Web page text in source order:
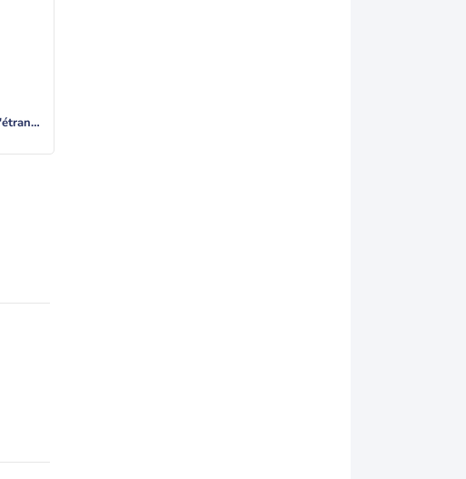
Actualités Météo à l'étranger